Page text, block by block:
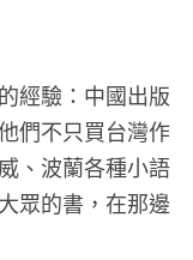
經驗：中國出版
們不只買台灣作
、波蘭各種小語
眾的書，在那邊